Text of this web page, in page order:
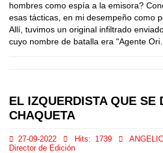
hombres como espía a la emisora?
esas tácticas, en mi desempeño como
Allí, tuvimos un original infiltrado
cuyo nombre de batalla era "Agente Ori...
EL IZQUERDISTA QUE SE
CHAQUETA
27-09-2022 Hits: 1739
Director de Edición